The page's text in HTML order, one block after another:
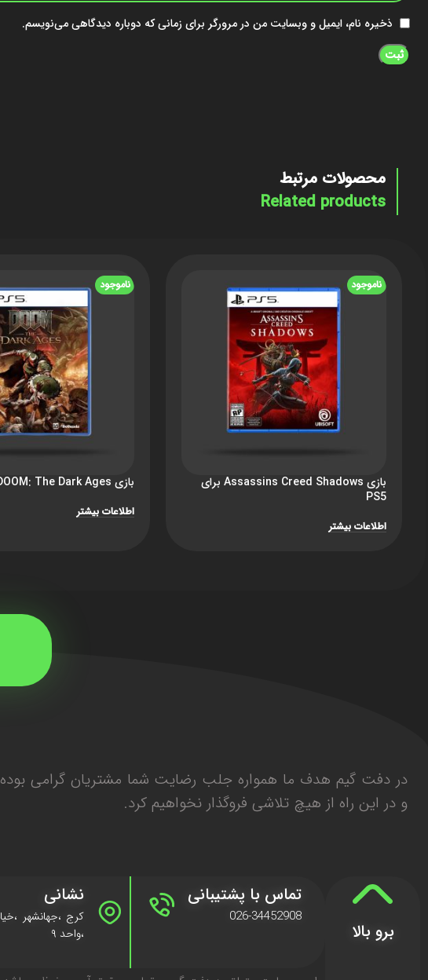
ذخیره نام، ایمیل و وبسایت من در مرورگر برای زمانی که دوباره دیدگاهی می‌نویسم.
محصولات مرتبط
Related products
ناموجود
بازی Assassins Creed Shadows برای
PS5
اطلاعات بیشتر
ناموجود
بازی DOOM: The Dark Ages برای PS5
اطلاعات بیشتر
در دفت گیم هدف ما همواره جلب رضایت شما مشتریان گرامی بوده
و در این راه از هیچ تلاشی فروگذار نخواهیم کرد.
برو بالا
تماس با پشتیبانی
026-34452908
نشانی
،واحد ۹